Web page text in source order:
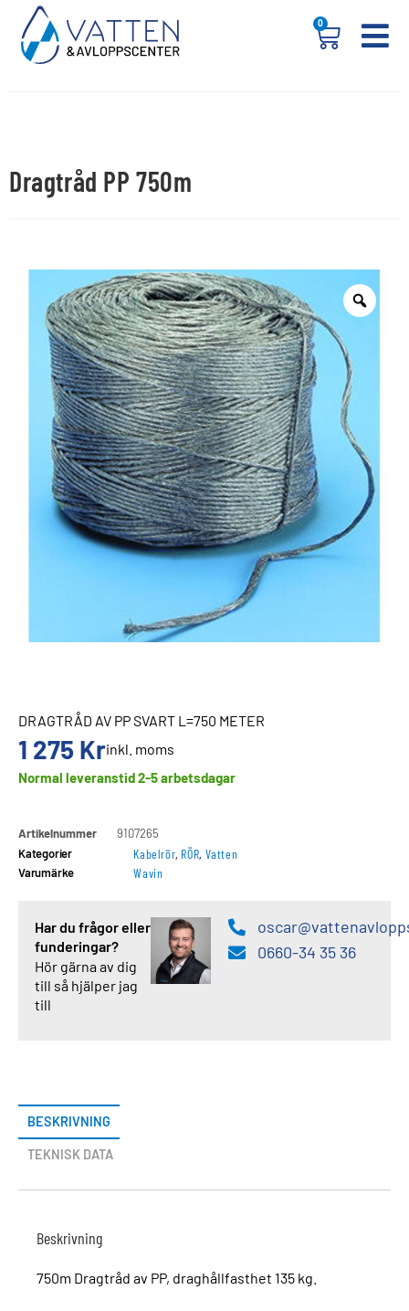
0
Dragtråd PP 750m
DRAGTRÅD AV PP SVART L=750 METER
1 275 Krinkl. moms
Normal leveranstid 2-5 arbetsdagar
Artikelnummer
9107265
Kategorier
Kabelrör, RÖR, Vatten
Varumärke Wavin
Har du frågor eller
funderingar?
Hör gärna av dig
till så hjälper jag
till
0660-34 35 36
BESKRIVNING
TEKNISK DATA
Beskrivning
750m Dragtråd av PP, draghållfasthet 135 kg.